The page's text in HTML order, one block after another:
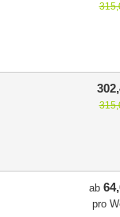
ab
pro